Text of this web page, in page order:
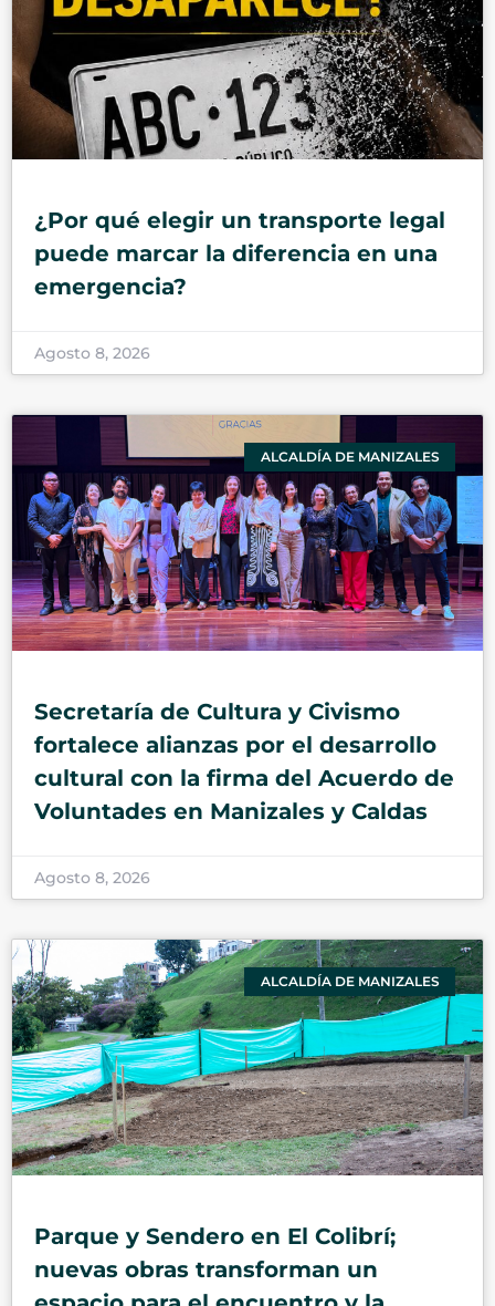
¿Por qué elegir un transporte legal
puede marcar la diferencia en una
emergencia?
Agosto 8, 2026
ALCALDÍA DE MANIZALES
Secretaría de Cultura y Civismo
fortalece alianzas por el desarrollo
cultural con la firma del Acuerdo de
Voluntades en Manizales y Caldas
Agosto 8, 2026
ALCALDÍA DE MANIZALES
Parque y Sendero en El Colibrí;
nuevas obras transforman un